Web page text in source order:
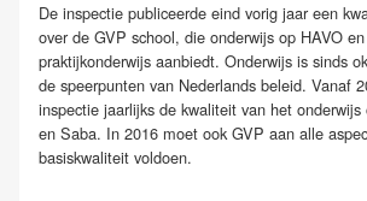
De inspectie publiceerde eind vorig jaar een
over de GVP school, die onderwijs op HAVO
praktijkonderwijs aanbiedt. Onderwijs is sinds
de speerpunten van Nederlands beleid. Vanaf
inspectie jaarlijks de kwaliteit van het
en Saba. In 2016 moet ook GVP aan alle
basiskwaliteit voldoen.